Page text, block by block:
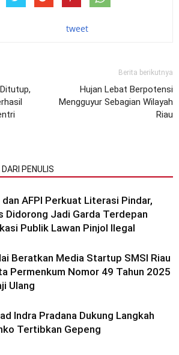
tweet
Berita berikutnya
Hujan Lebat Berpotensi
Mengguyur Sebagian Wilayah
Riau
DARI PENULIS
dan AFPI Perkuat Literasi Pindar,
Didorong Jadi Garda Terdepan
Publik Lawan Pinjol Ilegal
Beratkan Media Startup SMSI Riau
Permenkum Nomor 49 Tahun 2025
Ulang
Indra Pradana Dukung Langkah
Tertibkan Gepeng